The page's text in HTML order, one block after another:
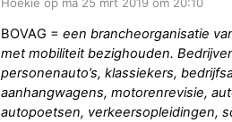
BOVAG = een brancheorganisatie
met mobiliteit bezighouden.
personenauto’s, klassiekers,
aanhangwagens, motorenrevisie,
autopoetsen, verkeersopleidingen,